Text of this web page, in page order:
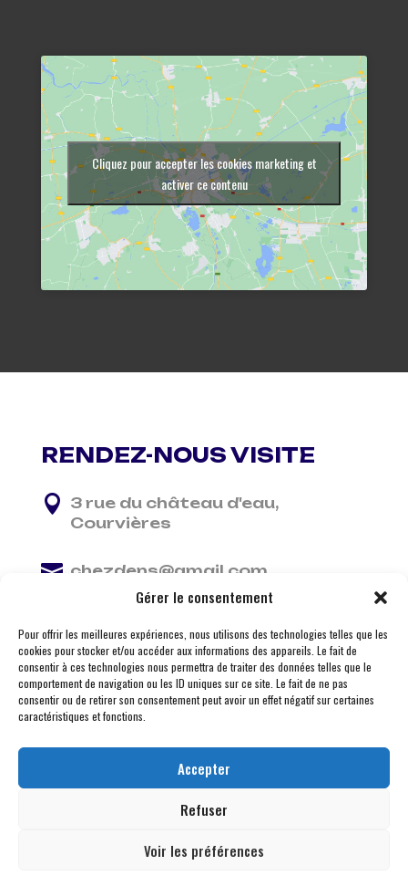
Gérer le consentement
Pour offrir les meilleures expériences, nous utilisons des technologies telles que les
cookies pour stocker et/ou accéder aux informations des appareils. Le fait de
consentir à ces technologies nous permettra de traiter des données telles que le
comportement de navigation ou les ID uniques sur ce site. Le fait de ne pas
consentir ou de retirer son consentement peut avoir un effet négatif sur certaines
caractéristiques et fonctions.
Accepter
Refuser
Voir les préférences
Cliquez pour accepter les cookies marketing et
activer ce contenu
RENDEZ-NOUS VISITE
 3 rue du château d'eau,
Courvières
 chezdens@gmail.com
© 2026 M Development–Mentions légales